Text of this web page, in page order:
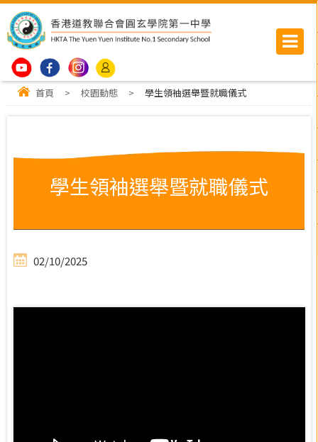
首頁 > 校園動態 > 學生領袖選舉暨就職儀式
學生領袖選舉暨就職儀式
02/10/2025